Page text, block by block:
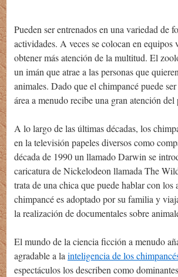
Pueden ser entrenados en una variedad de
actividades. A veces se colocan en equipos
obtener más atención de la multitud. El
un imán que atrae a las personas que
animales. Dado que el chimpancé puede
área a menudo recibe una gran atención
A lo largo de las últimas décadas, los
en la televisión papeles diversos como
década de 1990 un llamado Darwin se
caricatura de Nickelodeon llamada The
trata de una chica que puede hablar con los
chimpancé es adoptado por su familia y
la realización de documentales sobre
El mundo de la ciencia ficción a menudo
agradable a lainteligencia de los
espectáculos los describen como